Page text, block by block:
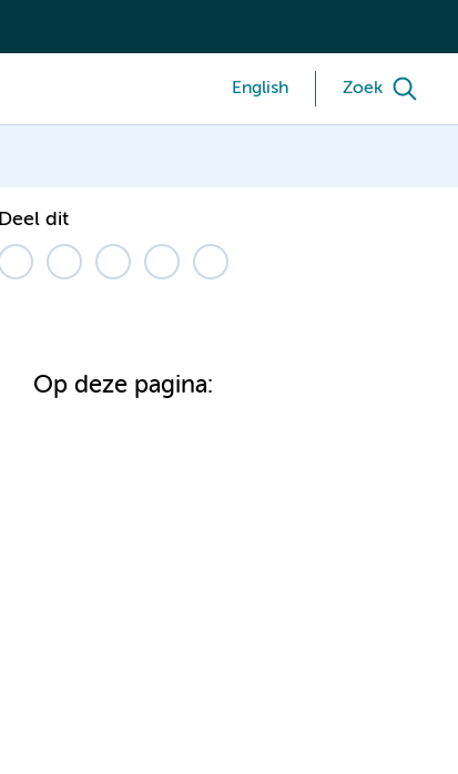
English Zoek
Deel dit
Op deze pagina: